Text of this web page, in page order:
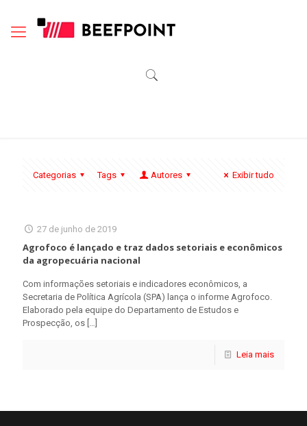
Categorias Tags Autores Exibir tudo
27 de junho de 2019
Agrofoco é lançado e traz dados setoriais e econômicos
da agropecuária nacional
Com informações setoriais e indicadores econômicos, a
Secretaria de Política Agrícola (SPA) lança o informe Agrofoco.
Elaborado pela equipe do Departamento de Estudos e
Prospecção, os […]
Leia mais